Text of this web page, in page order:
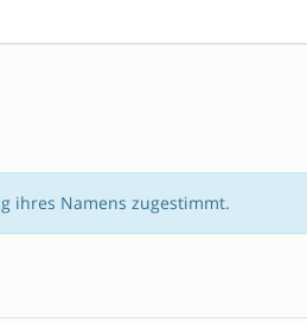
ihres Namens zugestimmt.